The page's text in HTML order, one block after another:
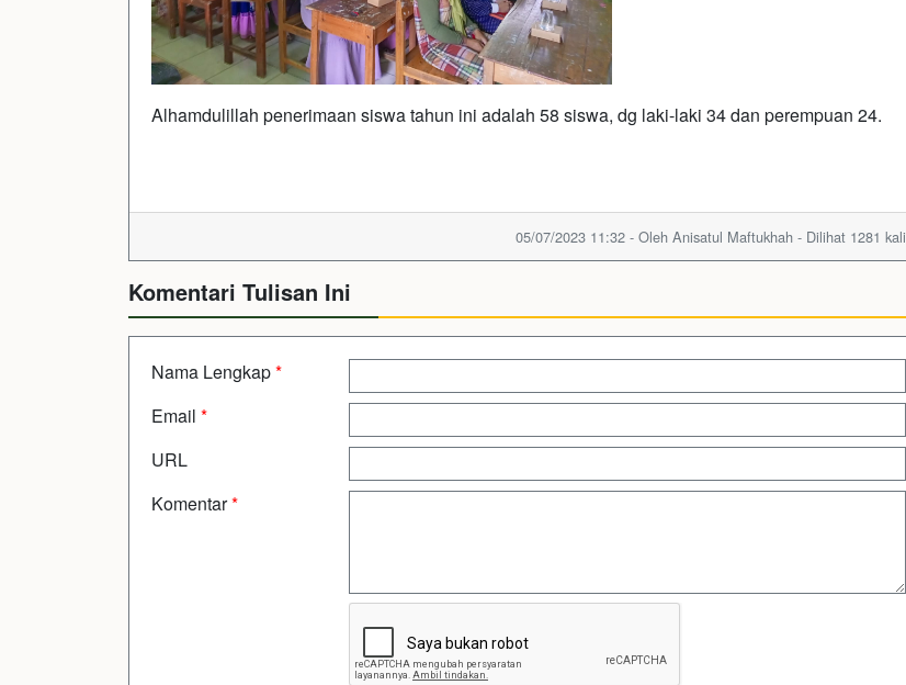
Alhamdulillah penerimaan siswa tahun ini adalah 58 siswa, dg laki-laki 34 dan perempuan 24.
05/07/2023 11:32 - Oleh Anisatul Maftukhah - Dilihat 1281 kali
Komentari Tulisan Ini
Nama Lengkap*
Email *
URL
Komentar*